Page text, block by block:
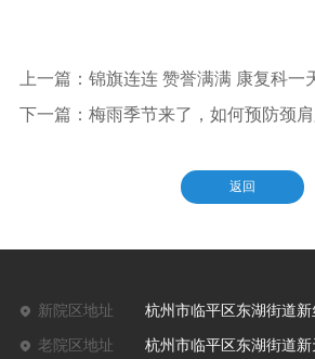
上一篇：锦旗连连 赞誉满满 康复科一
下一篇：梅雨季节来了，如何预防颈肩
返回
新院区地址 杭州市临平区东湖街道
老院区地址 杭州市临平区东湖街道